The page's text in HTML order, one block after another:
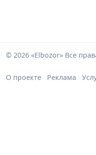
© 2026 «Elbozor» Все
О проекте Реклама